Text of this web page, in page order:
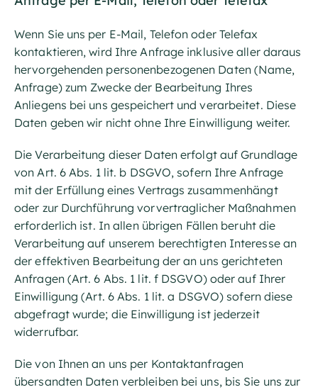
Wenn Sie uns per E-Mail, Telefon oder Telefax
kontaktieren, wird Ihre Anfrage inklusive aller daraus
hervorgehenden personenbezogenen Daten (Name,
Anfrage) zum Zwecke der Bearbeitung Ihres
Anliegens bei uns gespeichert und verarbeitet. Diese
Daten geben wir nicht ohne Ihre Einwilligung weiter.
Die Verarbeitung dieser Daten erfolgt auf Grundlage
von Art. 6 Abs. 1 lit. b DSGVO, sofern Ihre Anfrage
mit der Erfüllung eines Vertrags zusammenhängt
oder zur Durchführung vorvertraglicher Maßnahmen
erforderlich ist. In allen übrigen Fällen beruht die
Verarbeitung auf unserem berechtigten Interesse an
der effektiven Bearbeitung der an uns gerichteten
Anfragen (Art. 6 Abs. 1 lit. f DSGVO) oder auf Ihrer
Einwilligung (Art. 6 Abs. 1 lit. a DSGVO) sofern diese
abgefragt wurde; die Einwilligung ist jederzeit
widerrufbar.
Die von Ihnen an uns per Kontaktanfragen
übersandten Daten verbleiben bei uns, bis Sie uns zur